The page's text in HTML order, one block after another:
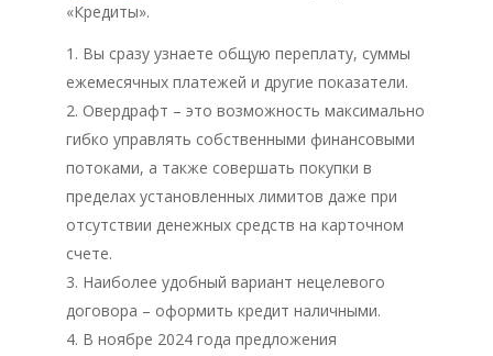
«Кредиты».
Вы сразу узнаете общую переплату, суммы
ежемесячных платежей и другие показатели.
Овердрафт – это возможность максимально
гибко управлять собственными финансовыми
потоками, а также совершать покупки в
пределах установленных лимитов даже при
отсутствии денежных средств на карточном
счете.
Наиболее удобный вариант нецелевого
договора – оформить кредит наличными.
В ноябре 2024 года предложения